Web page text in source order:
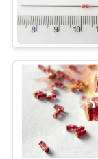
VR
КАРТА
САЙТА
PRIVACY
POLICY